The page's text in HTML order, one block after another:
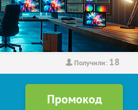
Получили: 18